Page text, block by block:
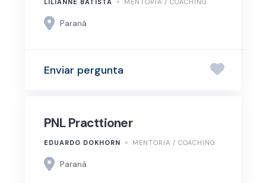
LILIANNE BATISTA MENTORIA / COACHING
Paraná
Enviar pergunta
PNL Practtioner
EDUARDO DOKHORN MENTORIA / COACHING
Paraná